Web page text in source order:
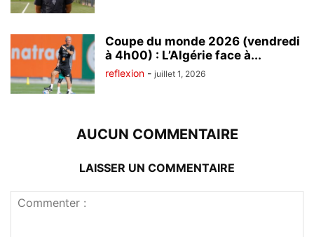
Coupe du monde 2026 (vendredi
à 4h00) : L’Algérie face à...
reflexion - juillet 1, 2026
AUCUN COMMENTAIRE
LAISSER UN COMMENTAIRE